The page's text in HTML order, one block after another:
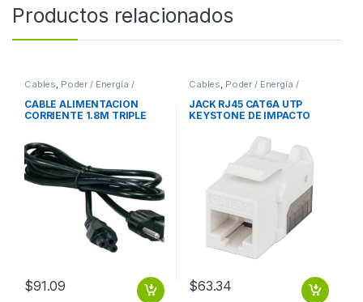
Productos relacionados
Cables Poder / Energía /
Alimentación
CABLE ALIMENTACION
CORRIENTE 1.8M TRIPLE
$91.09
Cables Poder / Energía /
Alimentación
JACK RJ45 CAT6A UTP
KEYSTONE DE IMPACTO
$63.34